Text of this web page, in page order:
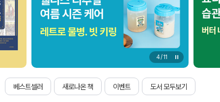
4/11
베스트셀러 새로나온 책 이벤트 도서 모두보기